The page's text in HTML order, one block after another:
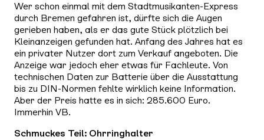
Wer schon einmal mit dem Stadtmusikanten-Express
durch Bremen gefahren ist, dürfte sich die Augen
gerieben haben, als er das gute Stück plötzlich bei
Kleinanzeigen gefunden hat. Anfang des Jahres hat es
ein privater Nutzer dort zum Verkauf angeboten. Die
Anzeige war jedoch eher etwas für Fachleute. Von
technischen Daten zur Batterie über die Ausstattung
bis zu DIN-Normen fehlte wirklich keine Information.
Aber der Preis hatte es in sich: 285.600 Euro.
Immerhin VB.
Schmuckes Teil: Ohrringhalter